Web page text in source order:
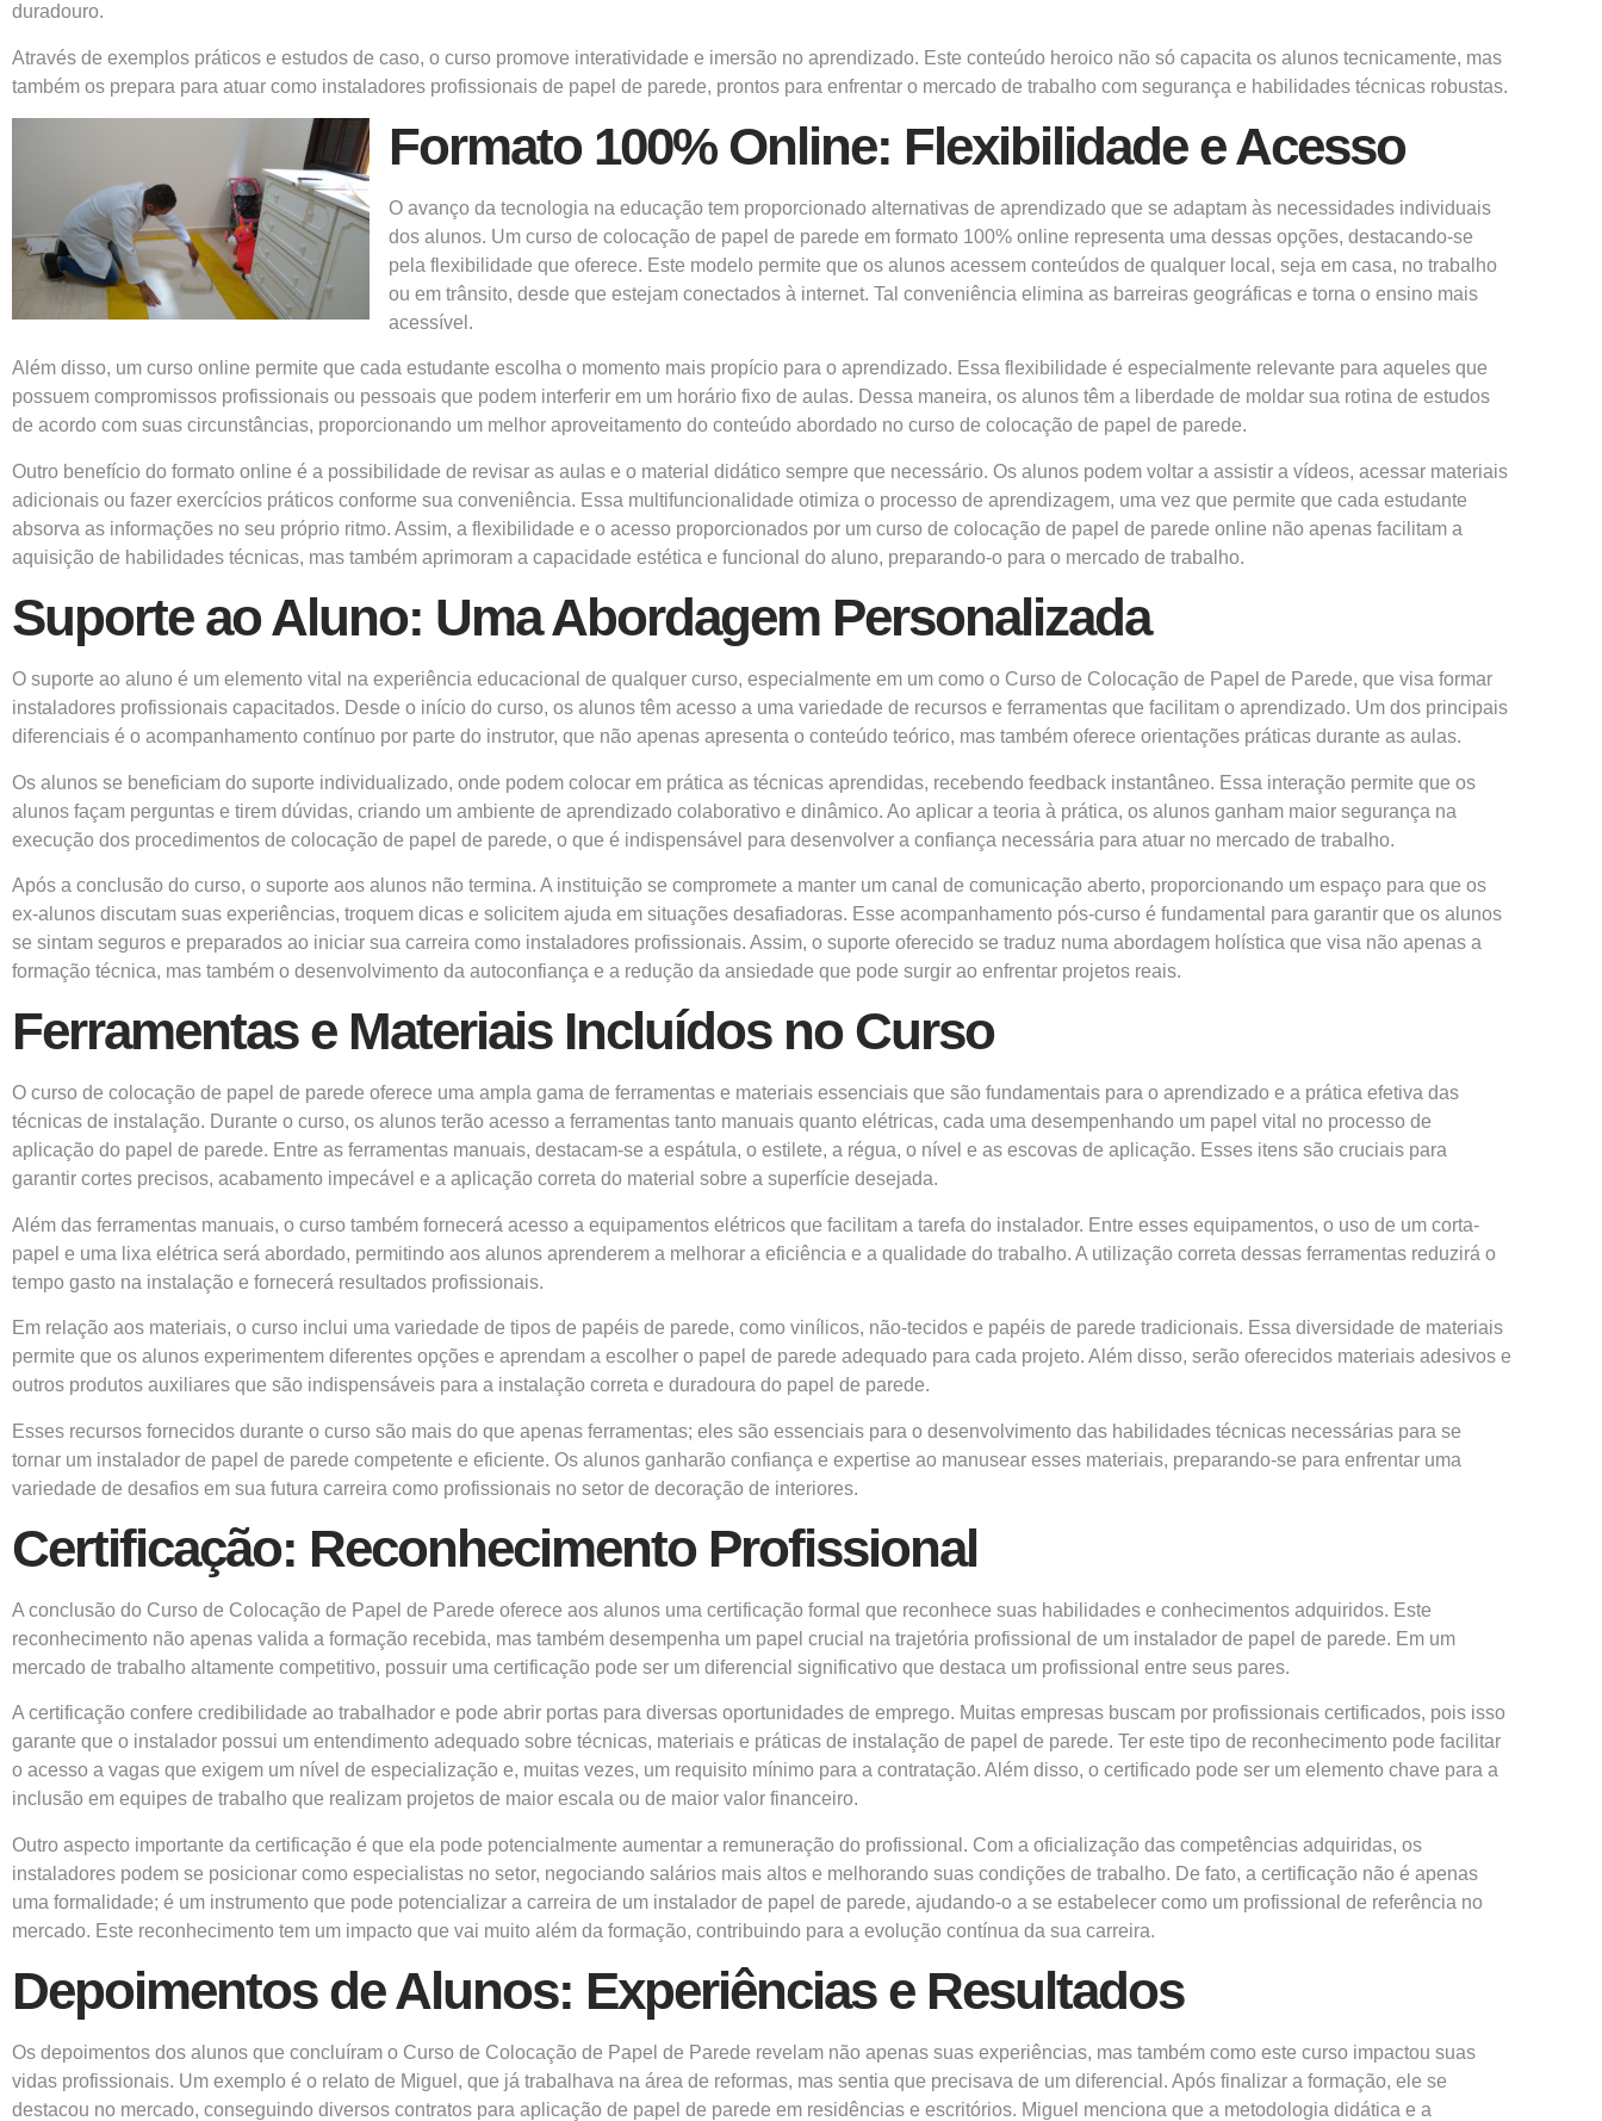
duradouro.
Através de exemplos práticos e estudos de caso, o curso promove interatividade e imersão no aprendizado. Este conteúdo heroico não só capacita os alunos tecnicamente, mas
também os prepara para atuar como instaladores profissionais de papel de parede, prontos para enfrentar o mercado de trabalho com segurança e habilidades técnicas robustas.
Formato 100% Online: Flexibilidade e Acesso
O avanço da tecnologia na educação tem proporcionado alternativas de aprendizado que se adaptam às necessidades individuais
dos alunos. Um curso de colocação de papel de parede em formato 100% online representa uma dessas opções, destacando-se
pela flexibilidade que oferece. Este modelo permite que os alunos acessem conteúdos de qualquer local, seja em casa, no trabalho
ou em trânsito, desde que estejam conectados à internet. Tal conveniência elimina as barreiras geográficas e torna o ensino mais
acessível.
Além disso, um curso online permite que cada estudante escolha o momento mais propício para o aprendizado. Essa flexibilidade é especialmente relevante para aqueles que
possuem compromissos profissionais ou pessoais que podem interferir em um horário fixo de aulas. Dessa maneira, os alunos têm a liberdade de moldar sua rotina de estudos
de acordo com suas circunstâncias, proporcionando um melhor aproveitamento do conteúdo abordado no curso de colocação de papel de parede.
Outro benefício do formato online é a possibilidade de revisar as aulas e o material didático sempre que necessário. Os alunos podem voltar a assistir a vídeos, acessar materiais
adicionais ou fazer exercícios práticos conforme sua conveniência. Essa multifuncionalidade otimiza o processo de aprendizagem, uma vez que permite que cada estudante
absorva as informações no seu próprio ritmo. Assim, a flexibilidade e o acesso proporcionados por um curso de colocação de papel de parede online não apenas facilitam a
aquisição de habilidades técnicas, mas também aprimoram a capacidade estética e funcional do aluno, preparando-o para o mercado de trabalho.
Suporte ao Aluno: Uma Abordagem Personalizada
O suporte ao aluno é um elemento vital na experiência educacional de qualquer curso, especialmente em um como o Curso de Colocação de Papel de Parede, que visa formar
instaladores profissionais capacitados. Desde o início do curso, os alunos têm acesso a uma variedade de recursos e ferramentas que facilitam o aprendizado. Um dos principais
diferenciais é o acompanhamento contínuo por parte do instrutor, que não apenas apresenta o conteúdo teórico, mas também oferece orientações práticas durante as aulas.
Os alunos se beneficiam do suporte individualizado, onde podem colocar em prática as técnicas aprendidas, recebendo feedback instantâneo. Essa interação permite que os
alunos façam perguntas e tirem dúvidas, criando um ambiente de aprendizado colaborativo e dinâmico. Ao aplicar a teoria à prática, os alunos ganham maior segurança na
execução dos procedimentos de colocação de papel de parede, o que é indispensável para desenvolver a confiança necessária para atuar no mercado de trabalho.
Após a conclusão do curso, o suporte aos alunos não termina. A instituição se compromete a manter um canal de comunicação aberto, proporcionando um espaço para que os
ex-alunos discutam suas experiências, troquem dicas e solicitem ajuda em situações desafiadoras. Esse acompanhamento pós-curso é fundamental para garantir que os alunos
se sintam seguros e preparados ao iniciar sua carreira como instaladores profissionais. Assim, o suporte oferecido se traduz numa abordagem holística que visa não apenas a
formação técnica, mas também o desenvolvimento da autoconfiança e a redução da ansiedade que pode surgir ao enfrentar projetos reais.
Ferramentas e Materiais Incluídos no Curso
O curso de colocação de papel de parede oferece uma ampla gama de ferramentas e materiais essenciais que são fundamentais para o aprendizado e a prática efetiva das
técnicas de instalação. Durante o curso, os alunos terão acesso a ferramentas tanto manuais quanto elétricas, cada uma desempenhando um papel vital no processo de
aplicação do papel de parede. Entre as ferramentas manuais, destacam-se a espátula, o estilete, a régua, o nível e as escovas de aplicação. Esses itens são cruciais para
garantir cortes precisos, acabamento impecável e a aplicação correta do material sobre a superfície desejada.
Além das ferramentas manuais, o curso também fornecerá acesso a equipamentos elétricos que facilitam a tarefa do instalador. Entre esses equipamentos, o uso de um corta-
papel e uma lixa elétrica será abordado, permitindo aos alunos aprenderem a melhorar a eficiência e a qualidade do trabalho. A utilização correta dessas ferramentas reduzirá o
tempo gasto na instalação e fornecerá resultados profissionais.
Em relação aos materiais, o curso inclui uma variedade de tipos de papéis de parede, como vinílicos, não-tecidos e papéis de parede tradicionais. Essa diversidade de materiais
permite que os alunos experimentem diferentes opções e aprendam a escolher o papel de parede adequado para cada projeto. Além disso, serão oferecidos materiais adesivos e
outros produtos auxiliares que são indispensáveis para a instalação correta e duradoura do papel de parede.
Esses recursos fornecidos durante o curso são mais do que apenas ferramentas; eles são essenciais para o desenvolvimento das habilidades técnicas necessárias para se
tornar um instalador de papel de parede competente e eficiente. Os alunos ganharão confiança e expertise ao manusear esses materiais, preparando-se para enfrentar uma
variedade de desafios em sua futura carreira como profissionais no setor de decoração de interiores.
Certificação: Reconhecimento Profissional
A conclusão do Curso de Colocação de Papel de Parede oferece aos alunos uma certificação formal que reconhece suas habilidades e conhecimentos adquiridos. Este
reconhecimento não apenas valida a formação recebida, mas também desempenha um papel crucial na trajetória profissional de um instalador de papel de parede. Em um
mercado de trabalho altamente competitivo, possuir uma certificação pode ser um diferencial significativo que destaca um profissional entre seus pares.
A certificação confere credibilidade ao trabalhador e pode abrir portas para diversas oportunidades de emprego. Muitas empresas buscam por profissionais certificados, pois isso
garante que o instalador possui um entendimento adequado sobre técnicas, materiais e práticas de instalação de papel de parede. Ter este tipo de reconhecimento pode facilitar
o acesso a vagas que exigem um nível de especialização e, muitas vezes, um requisito mínimo para a contratação. Além disso, o certificado pode ser um elemento chave para a
inclusão em equipes de trabalho que realizam projetos de maior escala ou de maior valor financeiro.
Outro aspecto importante da certificação é que ela pode potencialmente aumentar a remuneração do profissional. Com a oficialização das competências adquiridas, os
instaladores podem se posicionar como especialistas no setor, negociando salários mais altos e melhorando suas condições de trabalho. De fato, a certificação não é apenas
uma formalidade; é um instrumento que pode potencializar a carreira de um instalador de papel de parede, ajudando-o a se estabelecer como um profissional de referência no
mercado. Este reconhecimento tem um impacto que vai muito além da formação, contribuindo para a evolução contínua da sua carreira.
Depoimentos de Alunos: Experiências e Resultados
Os depoimentos dos alunos que concluíram o Curso de Colocação de Papel de Parede revelam não apenas suas experiências, mas também como este curso impactou suas
vidas profissionais. Um exemplo é o relato de Miguel, que já trabalhava na área de reformas, mas sentia que precisava de um diferencial. Após finalizar a formação, ele se
destacou no mercado, conseguindo diversos contratos para aplicação de papel de parede em residências e escritórios. Miguel menciona que a metodologia didática e a